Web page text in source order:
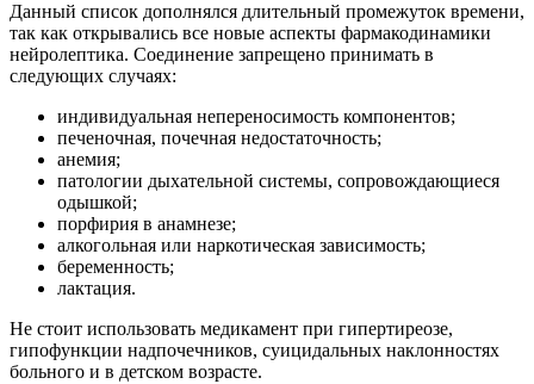
Данный список дополнялся длительный промежуток времени,
так как открывались все новые аспекты фармакодинамики
нейролептика. Соединение запрещено принимать в
следующих случаях:
индивидуальная непереносимость компонентов;
печеночная, почечная недостаточность;
анемия;
патологии дыхательной системы, сопровождающиеся
одышкой;
порфирия в анамнезе;
алкогольная или наркотическая зависимость;
беременность;
лактация.
Не стоит использовать медикамент при гипертиреозе,
гипофункции надпочечников, суицидальных наклонностях
больного и в детском возрасте.